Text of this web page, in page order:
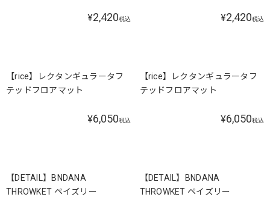
¥2,420税込 ¥2,420税込
【rice】レクタンギュラータフ
テッドフロアマット
¥6,050税込
【rice】レクタンギュラータフ
テッドフロアマット
¥6,050税込
【DETAIL】BNDANA
THROWKET ペイズリー
【DETAIL】BNDANA
THROWKET ペイズリー